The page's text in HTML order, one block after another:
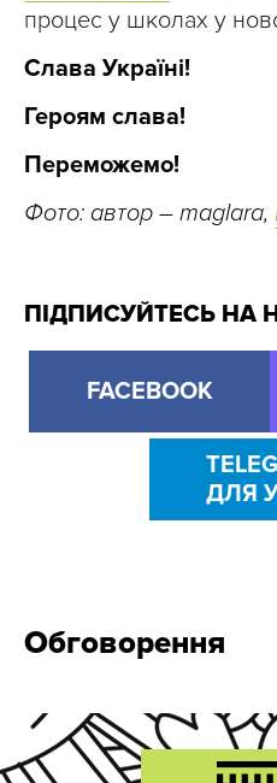
процес у школах у
Слава Україні!
Героям слава!
Переможемо!
Фото: автор – maglara,
ПІДПИСУЙТЕСЬ НА
FACEBOOK
ДЛЯ
Обговорення